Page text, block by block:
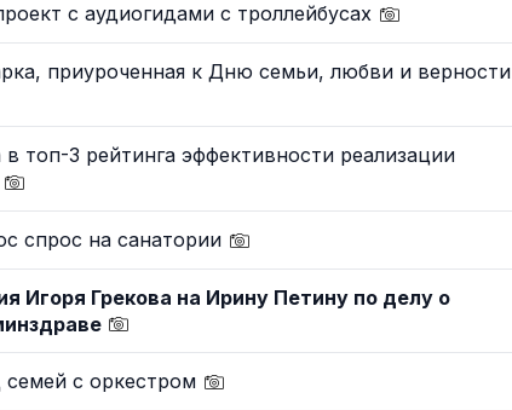
с аудиогидами с троллейбусах
приуроченная к Дню семьи, любви и верности
в топ-3 рейтинга эффективности реализации
спрос на санатории
Игоря Грекова на Ирину Петину по делу о
с оркестром